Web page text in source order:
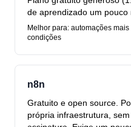
de aprendizado um pouco
Melhor para: automações
condições
n8n
Gratuito e open source.
própria infraestrutura,